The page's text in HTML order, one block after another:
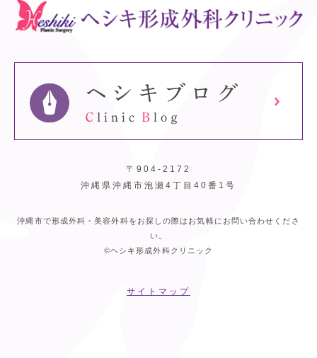
〒904-2172
沖縄県沖縄市泡瀬4丁目40番1号
沖縄市で形成外科・美容外科をお探しの際はお気軽にお問い合わせくださ
い。
©ヘシキ形成外科クリニック
サイトマップ